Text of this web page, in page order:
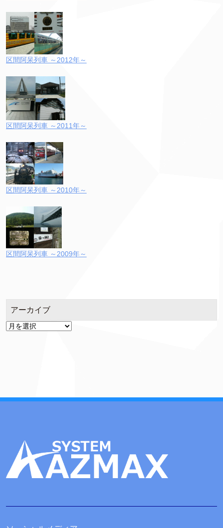
区間阿呆列車 ～2012年～
区間阿呆列車 ～2011年～
区間阿呆列車 ～2010年～
区間阿呆列車 ～2009年～
アーカイブ
ア